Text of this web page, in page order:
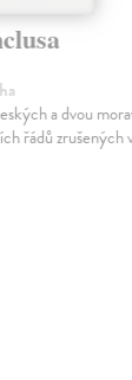
a dvou
řádů zrušených